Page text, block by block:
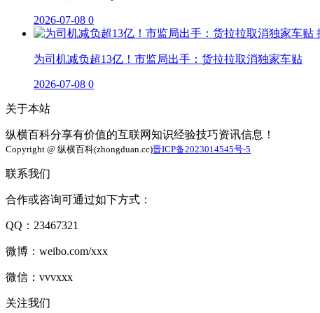
2026-07-08 0
为司机减负超13亿！市监局出手：货拉拉取消独家车贴
2026-07-08 0
关于本站
纵横百科分享有价值的互联网知识经验技巧资讯信息！
Copyright @ 纵横百科(zhongduan.cc)晋ICP备2023014545号-5
联系我们
合作或咨询可通过如下方式：
QQ：23467321
微博：weibo.com/xxx
微信：vvvxxx
关注我们